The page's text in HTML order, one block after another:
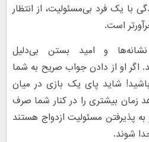
با یک فرد بی‌مسئولیت، از انتظار
است.
و امید بستن بی‌دلیل
اگر او از دادن جواب صریح به شما
شاید پای یک بازی در میان
زمان بیشتری را در کنار شما صرف
به پذیرفتن مسئولیت ازدواج هستند
شوند.